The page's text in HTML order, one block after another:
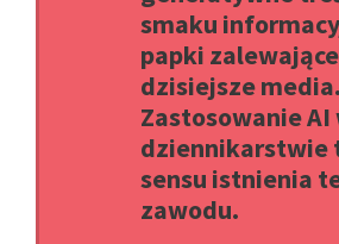
smaku
papki zalewające
dzisiejsze media.
Zastosowanie AI
dziennikarstwie
sensu istnienia
zawodu.